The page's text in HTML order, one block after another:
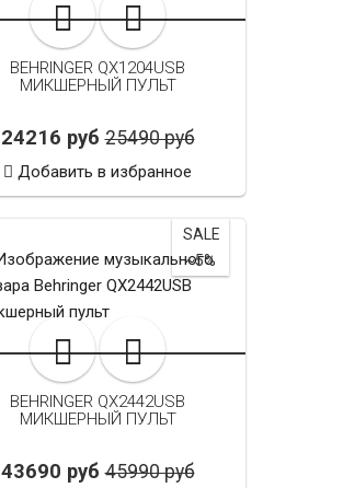
BEHRINGER QX1204USB
МИКШЕРНЫЙ ПУЛЬТ
24216 руб 25490 руб
Добавить в избранное
SALE
~5%
BEHRINGER QX2442USB
МИКШЕРНЫЙ ПУЛЬТ
43690 руб 45990 руб